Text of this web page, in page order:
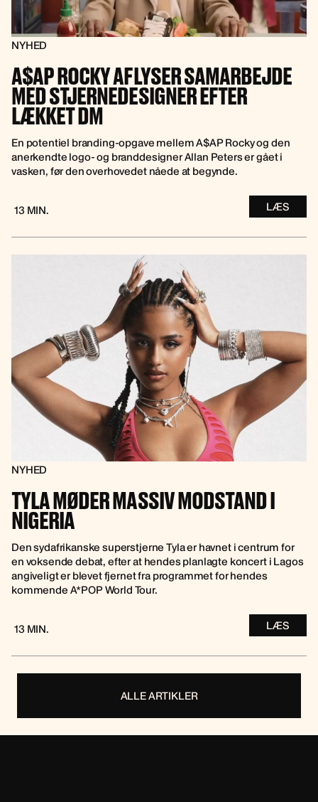
NYHED
A$AP ROCKY AFLYSER SAMARBEJDE
MED STJERNEDESIGNER EFTER
LÆKKET DM
En potentiel branding-opgave mellem A$AP Rocky og den
anerkendte logo- og branddesigner Allan Peters er gået i
vasken, før den overhovedet nåede at begynde.
13 MIN. LÆS
NYHED
TYLA MØDER MASSIV MODSTAND I
NIGERIA
Den sydafrikanske superstjerne Tyla er havnet i centrum for
en voksende debat, efter at hendes planlagte koncert i Lagos
angiveligt er blevet fjernet fra programmet for hendes
kommende A*POP World Tour.
13 MIN. LÆS
ALLE ARTIKLER